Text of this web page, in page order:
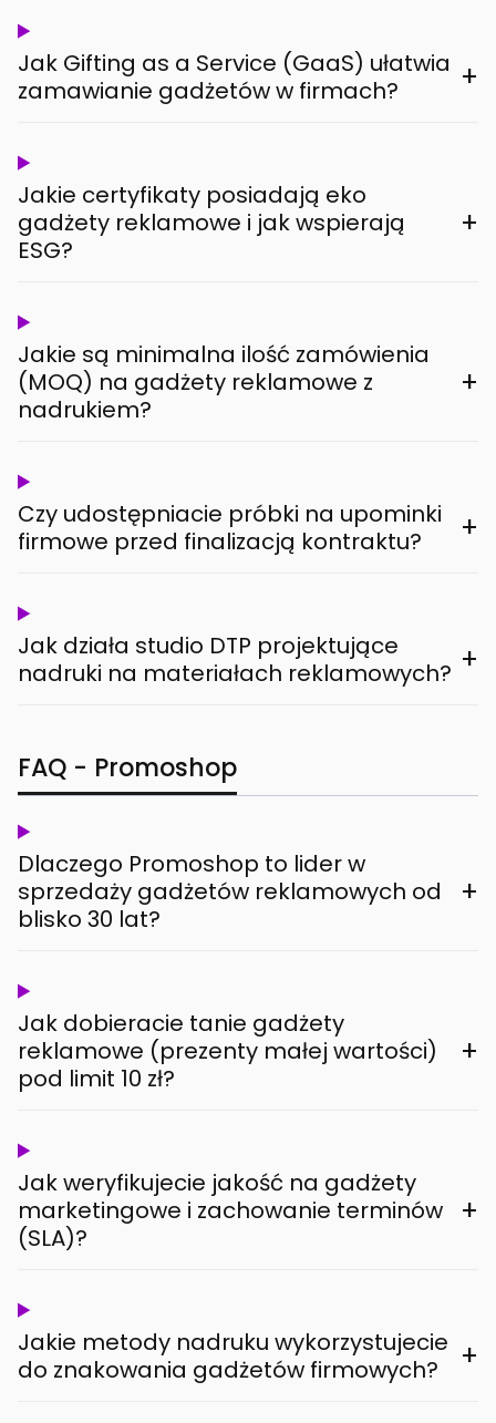
Jak Gifting as a Service (GaaS) ułatwia
zamawianie gadżetów w firmach?
+
Jakie certyfikaty posiadają eko
gadżety reklamowe i jak wspierają
ESG?
+
Jakie są minimalna ilość zamówienia
(MOQ) na gadżety reklamowe z
nadrukiem?
+
Czy udostępniacie próbki na upominki
firmowe przed finalizacją kontraktu?
+
Jak działa studio DTP projektujące
nadruki na materiałach reklamowych? +
FAQ - Promoshop
Dlaczego Promoshop to lider w
sprzedaży gadżetów reklamowych od
blisko 30 lat?
+
Jak dobieracie tanie gadżety
reklamowe (prezenty małej wartości)
pod limit 10 zł?
+
Jak weryfikujecie jakość na gadżety
marketingowe i zachowanie terminów
(SLA)?
+
Jakie metody nadruku wykorzystujecie
do znakowania gadżetów firmowych?
+